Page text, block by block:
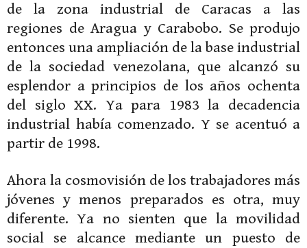
de la zona industrial de Caracas a las
regiones de Aragua y Carabobo. Se produjo
entonces una ampliación de la base industrial
de la sociedad venezolana, que alcanzó su
esplendor a principios de los años ochenta
del siglo XX. Ya para 1983 la decadencia
industrial había comenzado. Y se acentuó a
partir de 1998.
Ahora la cosmovisión de los trabajadores más
jóvenes y menos preparados es otra, muy
diferente. Ya no sienten que la movilidad
social se alcance mediante un puesto de